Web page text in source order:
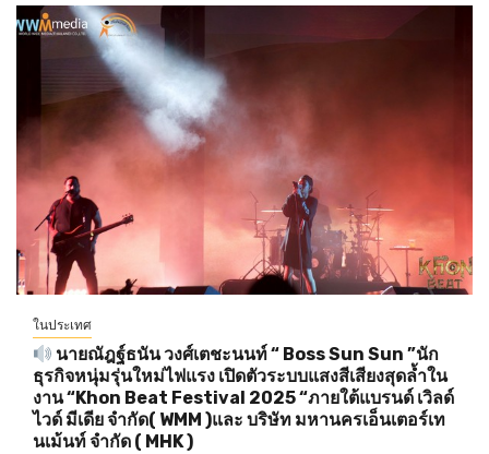
ในประเทศ
นายณัฎฐ์ธนัน วงศ์เตชะนนท์ “ Boss Sun Sun ”นัก
ธุรกิจหนุ่มรุ่นใหม่ไฟแรง เปิดตัวระบบแสงสีเสียงสุดล้ำใน
งาน “Khon Beat Festival 2025 “ภายใต้แบรนด์ เวิลด์
ไวด์ มีเดีย จำกัด( WMM )และ บริษัท มหานครเอ็นเตอร์เท
นเม้นท์ จำกัด ( MHK )